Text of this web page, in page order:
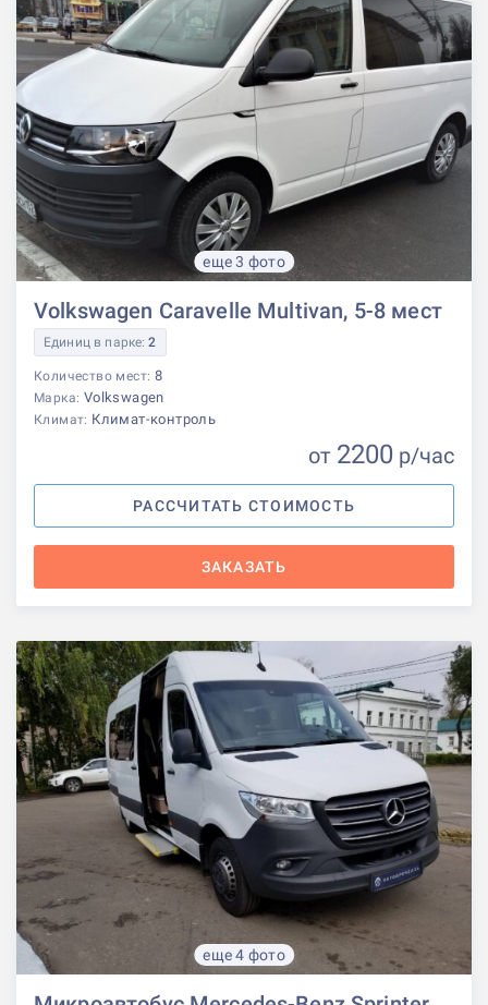
еще 3 фото
Volkswagen Caravelle Multivan, 5-8 мест
Единиц в парке:2
Количество мест: 8
Марка: Volkswagen
Климат: Климат-контроль
от 2200 р/час
РАССЧИТАТЬ СТОИМОСТЬ
ЗАКАЗАТЬ
еще 4 фото